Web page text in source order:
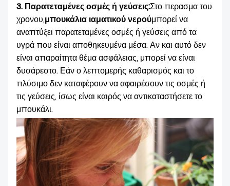
3. Παρατεταμένες οσμές ή γεύσεις:Στο περασμα του
χρονου,μπουκάλια ιαματικού νερούμπορεί να
αναπτύξει παρατεταμένες οσμές ή γεύσεις από τα
υγρά που είναι αποθηκευμένα μέσα. Αν και αυτό δεν
είναι απαραίτητα θέμα ασφάλειας, μπορεί να είναι
δυσάρεστο. Εάν ο λεπτομερής καθαρισμός και το
πλύσιμο δεν καταφέρουν να αφαιρέσουν τις οσμές ή
τις γεύσεις, ίσως είναι καιρός να αντικαταστήσετε το
μπουκάλι.